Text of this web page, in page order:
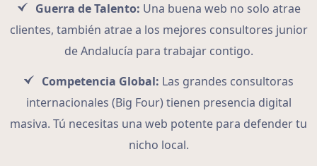
Guerra de Talento: Una buena web no solo atrae
clientes, también atrae a los mejores consultores junior
de Andalucía para trabajar contigo.
Competencia Global: Las grandes consultoras
internacionales (Big Four) tienen presencia digital
masiva. Tú necesitas una web potente para defender tu
nicho local.